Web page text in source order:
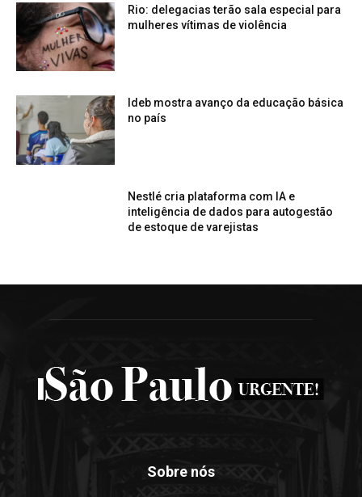
Rio: delegacias terão sala especial para
mulheres vítimas de violência
Ideb mostra avanço da educação básica
no país
Nestlé cria plataforma com IA e
inteligência de dados para autogestão
de estoque de varejistas
Sobre nós